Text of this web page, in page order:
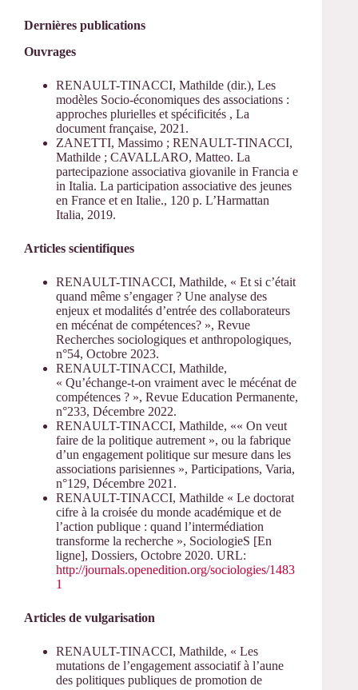
Dernières publications
Ouvrages
RENAULT-TINACCI, Mathilde (dir.), Les
modèles Socio-économiques des associations :
approches plurielles et spécificités , La
document française, 2021.
ZANETTI, Massimo ; RENAULT-TINACCI,
Mathilde ; CAVALLARO, Matteo. La
partecipazione associativa giovanile in Francia e
in Italia. La participation associative des jeunes
en France et en Italie., 120 p. L’Harmattan
Italia, 2019.
Articles scientifiques
RENAULT-TINACCI, Mathilde, « Et si c’était
quand même s’engager ? Une analyse des
enjeux et modalités d’entrée des collaborateurs
en mécénat de compétences? », Revue
Recherches sociologiques et anthropologiques,
n°54, Octobre 2023.
RENAULT-TINACCI, Mathilde,
« Qu’échange-t-on vraiment avec le mécénat de
compétences ? », Revue Education Permanente,
n°233, Décembre 2022.
RENAULT-TINACCI, Mathilde, «« On veut
faire de la politique autrement », ou la fabrique
d’un engagement politique sur mesure dans les
associations parisiennes », Participations, Varia,
n°129, Décembre 2021.
RENAULT-TINACCI, Mathilde « Le doctorat
cifre à la croisée du monde académique et de
l’action publique : quand l’intermédiation
transforme la recherche », SociologieS [En
ligne], Dossiers, Octobre 2020. URL:
http://journals.openedition.org/sociologies/1483
1
Articles de vulgarisation
RENAULT-TINACCI, Mathilde, « Les
mutations de l’engagement associatif à l’aune
des politiques publiques de promotion de